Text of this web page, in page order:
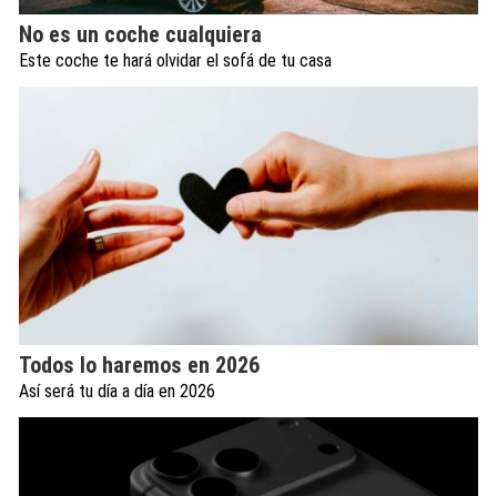
No es un coche cualquiera
Este coche te hará olvidar el sofá de tu casa
Todos lo haremos en 2026
Así será tu día a día en 2026